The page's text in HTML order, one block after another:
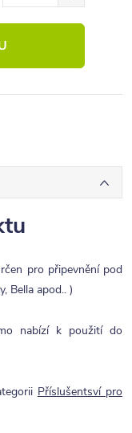
pro připevnění pod
Bella apod.. )
nabízí k použití do
Příslušentsví pro